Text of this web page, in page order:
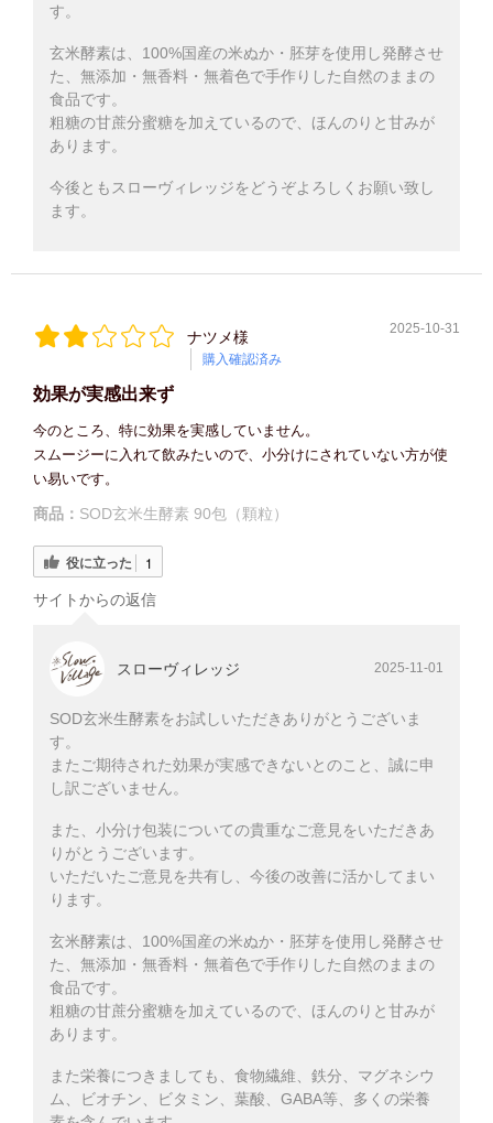
す。
玄米酵素は、100%国産の米ぬか・胚芽を使用し発酵させ
た、無添加・無香料・無着色で手作りした自然のままの
食品です。
粗糖の甘蔗分蜜糖を加えているので、ほんのりと甘みが
あります。
今後ともスローヴィレッジをどうぞよろしくお願い致し
ます。
ナツメ様
購入確認済み
2025-10-31
効果が実感出来ず
今のところ、特に効果を実感していません。
スムージーに入れて飲みたいので、小分けにされていない方が使
い易いです。
商品： SOD玄米生酵素 90包（顆粒）
役に立った 1
サイトからの返信
スローヴィレッジ 2025-11-01
SOD玄米生酵素をお試しいただきありがとうございま
す。
またご期待された効果が実感できないとのこと、誠に申
し訳ございません。
また、小分け包装についての貴重なご意見をいただきあ
りがとうございます。
いただいたご意見を共有し、今後の改善に活かしてまい
ります。
玄米酵素は、100%国産の米ぬか・胚芽を使用し発酵させ
た、無添加・無香料・無着色で手作りした自然のままの
食品です。
粗糖の甘蔗分蜜糖を加えているので、ほんのりと甘みが
あります。
また栄養につきましても、食物繊維、鉄分、マグネシウ
ム、ビオチン、ビタミン、葉酸、GABA等、多くの栄養